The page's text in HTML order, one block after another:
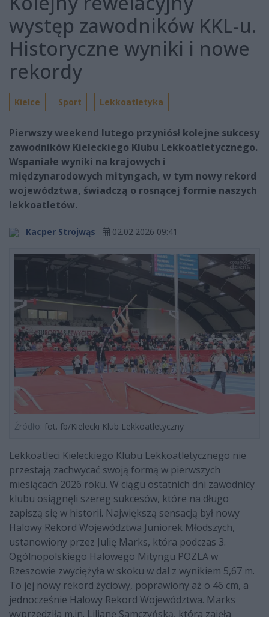
występ zawodników KKL-u.
Historyczne wyniki i nowe
rekordy
Kielce Sport Lekkoatletyka
Pierwszy weekend lutego przyniósł kolejne sukcesy
zawodników Kieleckiego Klubu Lekkoatletycznego.
Wspaniałe wyniki na krajowych i
międzynarodowych mityngach, w tym nowy rekord
województwa, świadczą o rosnącej formie naszych
lekkoatletów.
Kacper Strojwąs 02.02.2026 09:41
Źródło: fot. fb/Kielecki Klub Lekkoatletyczny
Lekkoatleci Kieleckiego Klubu Lekkoatletycznego nie
przestają zachwycać swoją formą w pierwszych
miesiącach 2026 roku. W ciągu ostatnich dni zawodnicy
klubu osiągnęli szereg sukcesów, które na długo
zapiszą się w historii. Największą sensacją był nowy
Halowy Rekord Województwa Juniorek Młodszych,
ustanowiony przez Julię Marks, która podczas 3.
Ogólnopolskiego Halowego Mityngu POZLA w
Rzeszowie zwyciężyła w skoku w dal z wynikiem 5,67 m.
To jej nowy rekord życiowy, poprawiony aż o 46 cm, a
jednocześnie Halowy Rekord Województwa. Marks
wyprzedziła m.in. Lilianę Samczyńską, która zajęła